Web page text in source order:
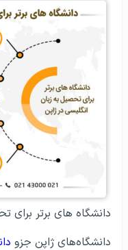
دانشگاه های برتر برای
دانشگاه‌های ژاپن جزو